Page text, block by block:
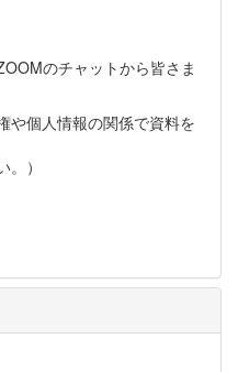
のチャットから皆さま
や個人情報の関係で資料を
）